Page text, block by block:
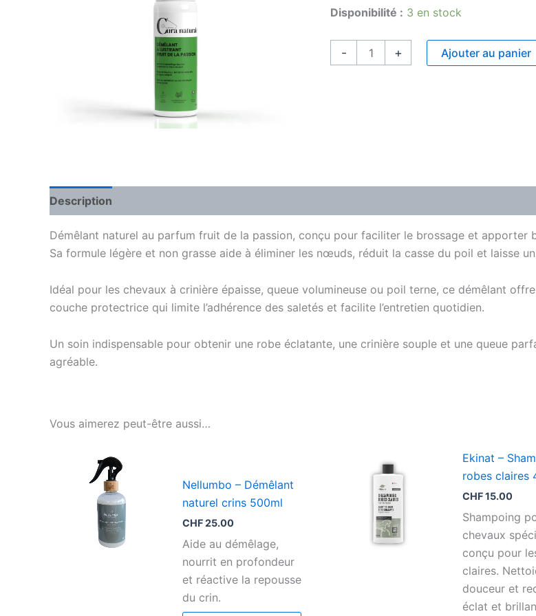
Disponibilité : 3 en stock
-
et
de
+ Ajouter au panier
Description
Démêlant naturel au parfum fruit de la passion, conçu pour faciliter le brossage et apporter
Sa formule légère et non grasse aide à éliminer les nœuds, réduit la casse du poil et laisse
Idéal pour les chevaux à crinière épaisse, queue volumineuse ou poil terne, ce démêlant
couche protectrice qui limite l’adhérence des saletés et facilite l’entretien quotidien.
Un soin indispensable pour obtenir une robe éclatante, une crinière souple et une queue
agréable.
Vous aimerez peut-être aussi…
Nellumbo – Démêlant
naturel crins 500ml
CHF25.00
Aide au démêlage,
nourrit en profondeur
et réactive la repousse
du crin.
Ekinat –
robes claires
CHF15.00
Shampoing
chevaux
conçu pour
claires.
douceur et
éclat et